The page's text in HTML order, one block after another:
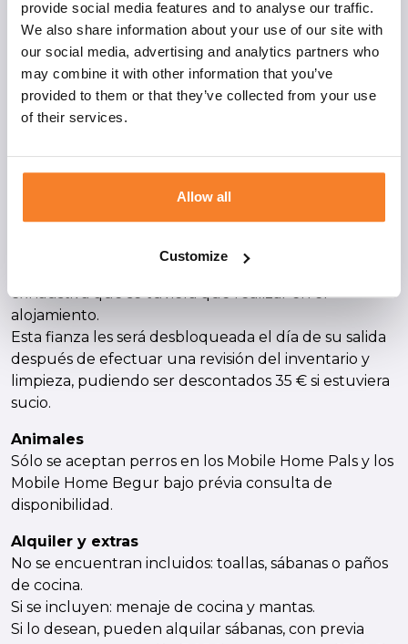
provide social media features and to analyse our traffic.
We also share information about your use of our site with
our social media, advertising and analytics partners who
may combine it with other information that you’ve
provided to them or that they’ve collected from your use
of their services.
Allow all
Customize
y los días de entrada y salida dependen del tipo de
alojamiento (1/07/2023 – 31/08/2023)
Pago y fianza
La confirmación de la reserva se efectuara mediante
el pago de la totalidad por adelantado, 30% dentro
restante 1 mes antes de llegar.
ningún privilegio a escoger el número y la ubicación
en concreto del alojamiento.
Al llegar al camping, deberá pagar una fianza de 100
exhaustiva que se tuviera que realizar en el
alojamiento.
Esta fianza les será desbloqueada el día de su salida
después de efectuar una revisión del inventario y
limpieza, pudiendo ser descontados 35 € si estuviera
sucio.
Animales
Sólo se aceptan perros en los Mobile Home Pals y los
Mobile Home Begur bajo prévia consulta de
disponibilidad.
Alquiler y extras
No se encuentran incluidos: toallas, sábanas o paños
de cocina.
Si se incluyen: menaje de cocina y mantas.
Si lo desean, pueden alquilar sábanas, con previa